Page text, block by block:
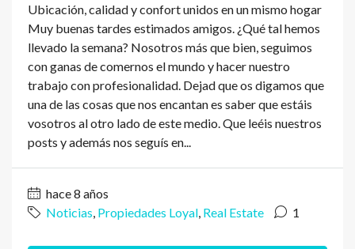
Ubicación, calidad y confort unidos en un mismo hogar
Muy buenas tardes estimados amigos. ¿Qué tal hemos
llevado la semana? Nosotros más que bien, seguimos
con ganas de comernos el mundo y hacer nuestro
trabajo con profesionalidad. Dejad que os digamos que
una de las cosas que nos encantan es saber que estáis
vosotros al otro lado de este medio. Que leéis nuestros
posts y además nos seguís en...
hace 8 años
Noticias, Propiedades Loyal, Real Estate 1